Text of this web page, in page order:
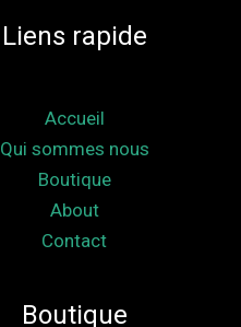
Liens rapide
Accueil
Qui sommes nous
Boutique
About
Contact
Boutique